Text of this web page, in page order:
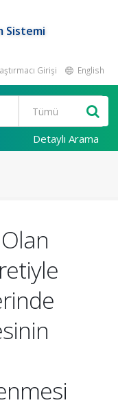
Sistemi
Girişi English
Detaylı Arama